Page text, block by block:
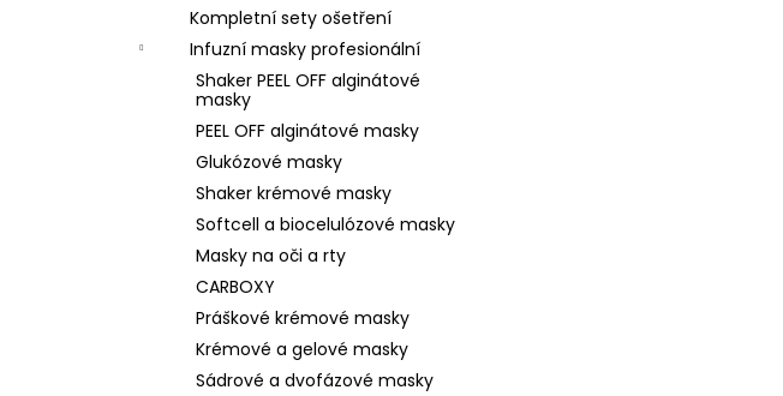
Kompletní sety ošetření
Infuzní masky profesionální
Shaker PEEL OFF alginátové
masky
PEEL OFF alginátové masky
Glukózové masky
Shaker krémové masky
Softcell a biocelulózové masky
Masky na oči a rty
CARBOXY
Práškové krémové masky
Krémové a gelové masky
Sádrové a dvofázové masky